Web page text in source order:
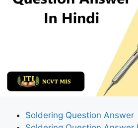
Soldering Question Answer